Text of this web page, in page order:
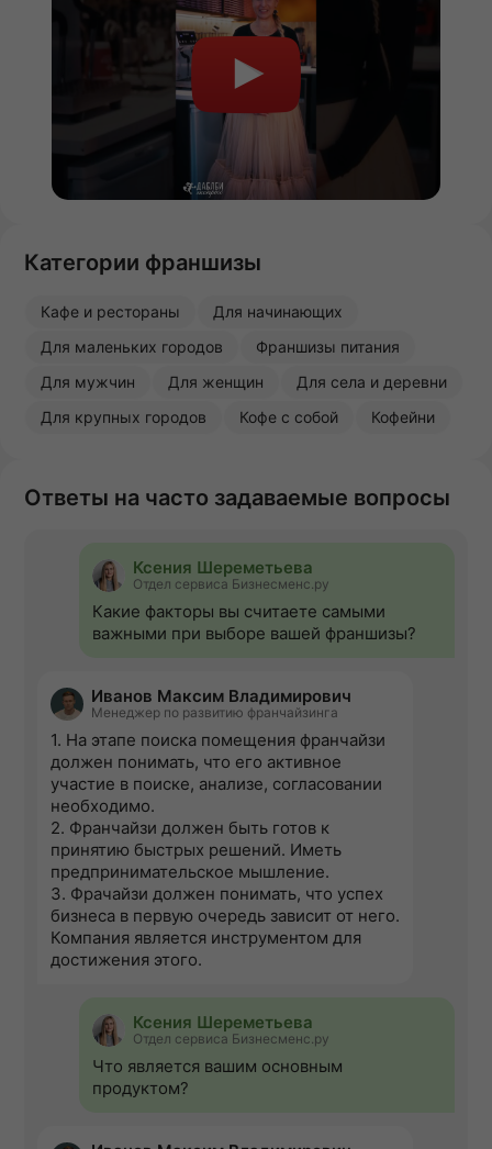
Категории франшизы
Кафе и рестораны
Для начинающих
Для маленьких городов
Франшизы питания
Для мужчин
Для женщин
Для села и деревни
Для крупных городов
Кофе с собой Кофейни
Ответы на часто задаваемые вопросы
Ксения Шереметьева
Отдел сервиса Бизнесменс.ру
Какие факторы вы считаете самыми
важными при выборе вашей франшизы?
Иванов Максим Владимирович
Менеджер по развитию франчайзинга
1. На этапе поиска помещения франчайзи
должен понимать, что его активное
участие в поиске, анализе, согласовании
необходимо.
2. Франчайзи должен быть готов к
принятию быстрых решений. Иметь
предпринимательское мышление.
3. Фрачайзи должен понимать, что успех
бизнеса в первую очередь зависит от него.
Компания является инструментом для
достижения этого.
Ксения Шереметьева
Отдел сервиса Бизнесменс.ру
Что является вашим основным
продуктом?